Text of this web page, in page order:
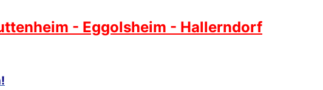
- Eggolsheim - Hallerndorf